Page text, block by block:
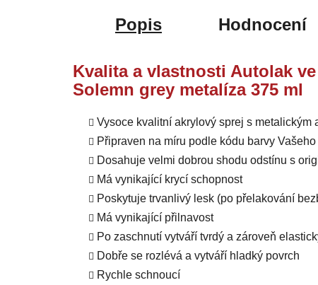
Popis Hodnocení
Kvalita a vlastnosti Autolak
Solemn grey metalíza 375 ml
Vysoce kvalitní akrylový sprej s metalickým
Připraven na míru podle kódu barvy
Dosahuje velmi dobrou shodu odstínu s
Má vynikající krycí schopnost
Poskytuje trvanlivý lesk (po přelakování
Má vynikající přilnavost
Po zaschnutí vytváří tvrdý a zároveň
Dobře se rozlévá a vytváří hladký povrch
Rychle schnoucí